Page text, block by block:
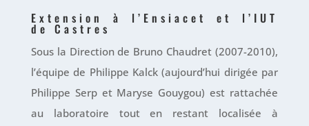
Extension à l’Ensiacet et l’IUT
de Castres
Sous la Direction de Bruno Chaudret (2007-2010),
l’équipe de Philippe Kalck (aujourd’hui dirigée par
Philippe Serp et Maryse Gouygou) est rattachée
au laboratoire tout en restant localisée à